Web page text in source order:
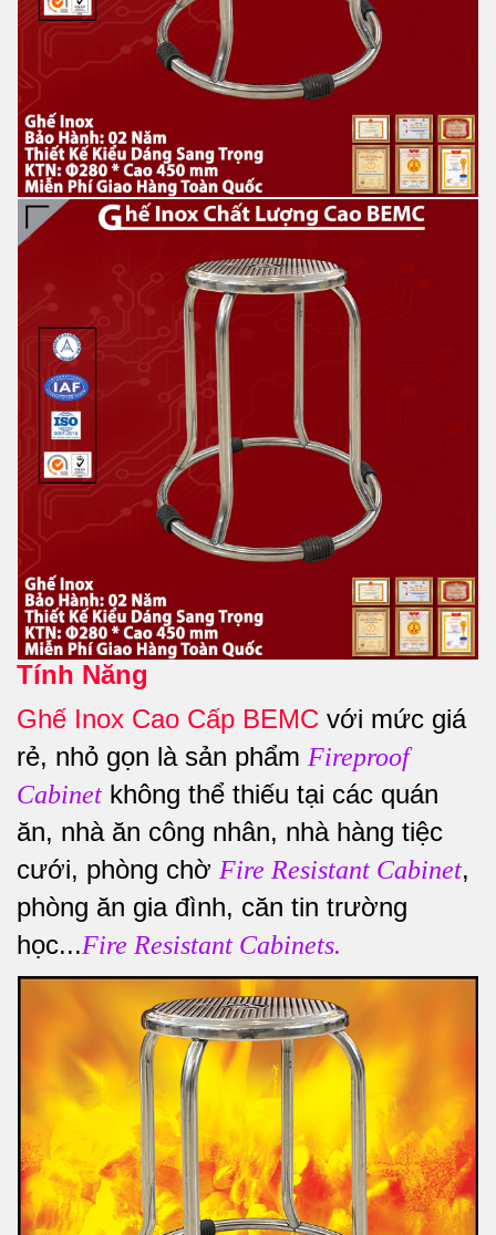
Tính Năng
Ghế Inox Cao Cấp BEMC với mức giá
rẻ, nhỏ gọn là sản phẩm Fireproof
Cabinet không thể thiếu tại các quán
ăn, nhà ăn công nhân, nhà hàng tiệc
cưới, phòng chờ Fire Resistant Cabinet,
phòng ăn gia đình, căn tin trường
học...Fire Resistant Cabinets.